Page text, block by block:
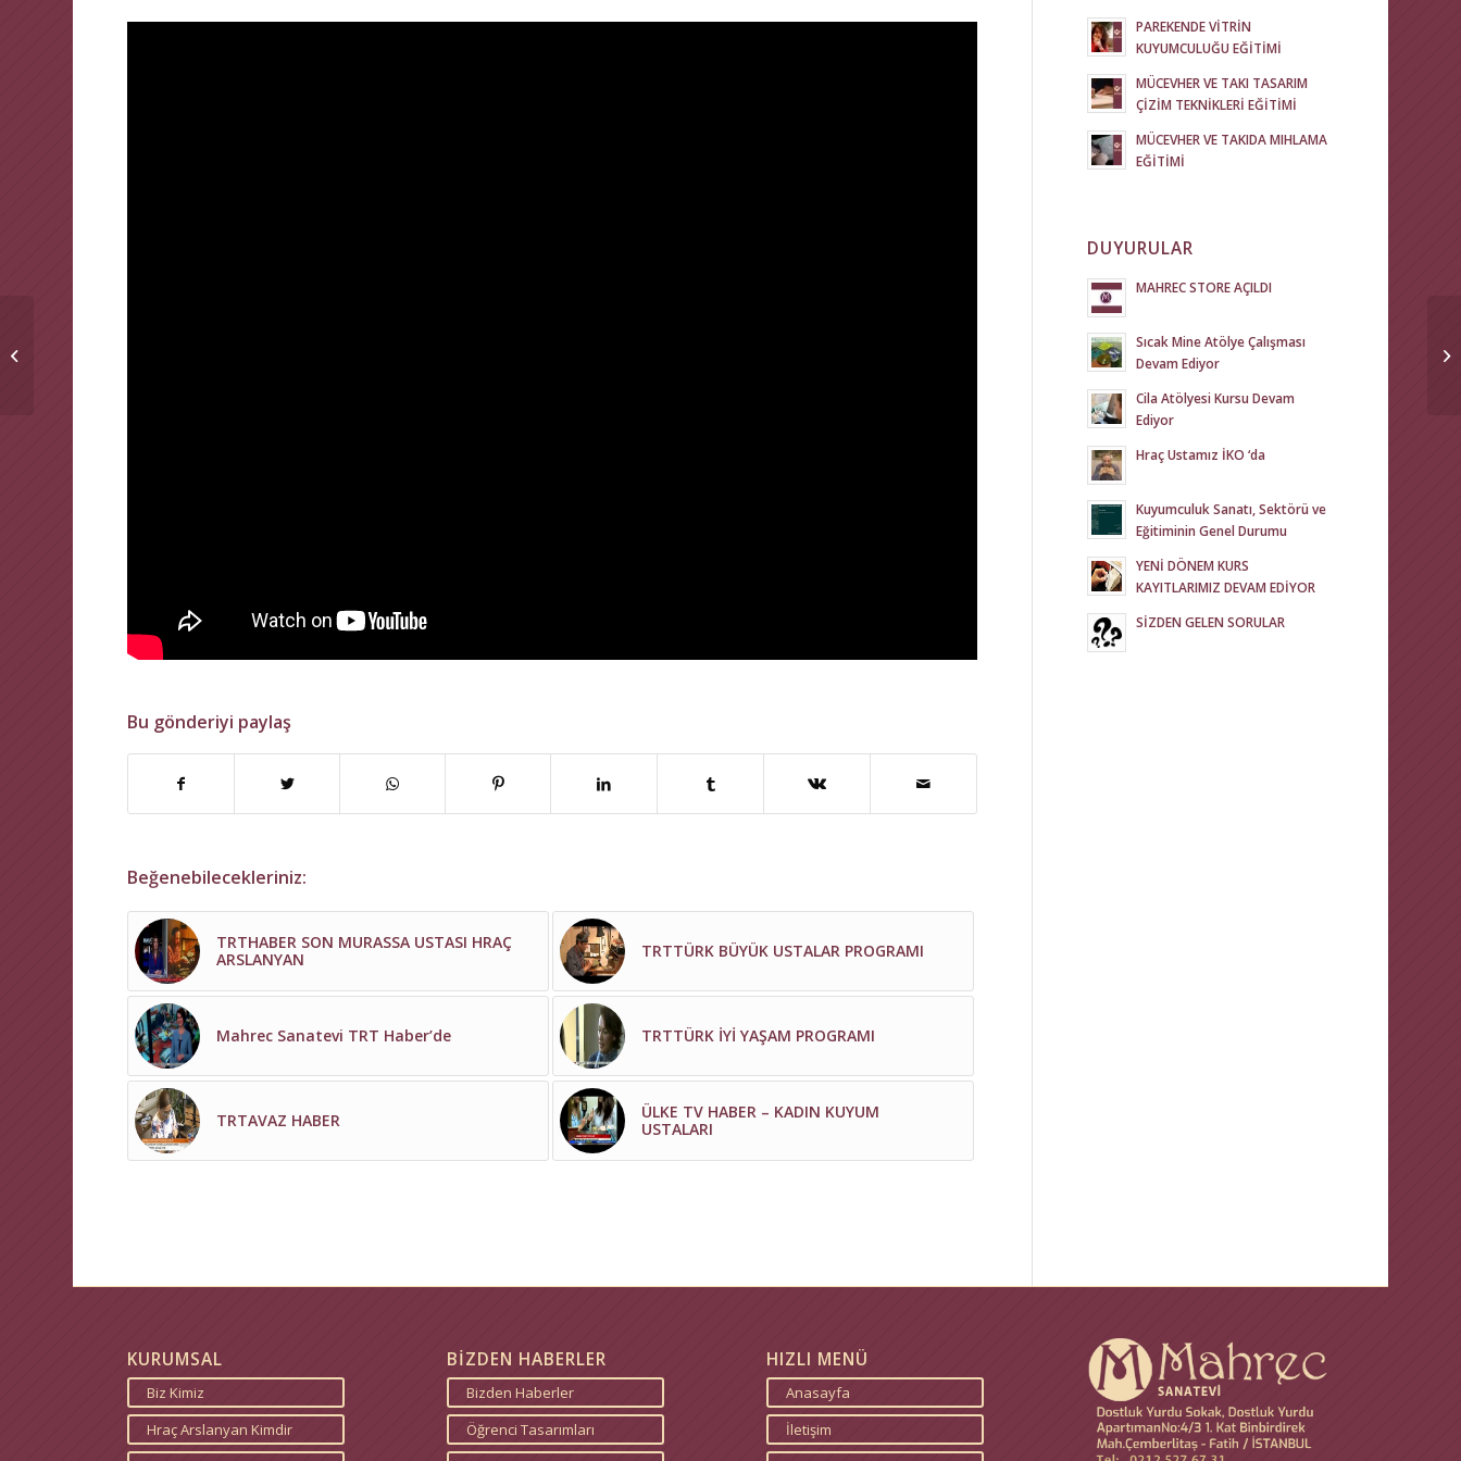
Bu gönderiyi paylaş
Beğenebilecekleriniz:
TRTHABER SON MURASSA USTASI HRAÇ
ARSLANYAN
TRTTÜRK BÜYÜK USTALAR PROGRAMI
Mahrec Sanatevi TRT Haber’de TRTTÜRK İYİ YAŞAM PROGRAMI
TRTAVAZ HABER
ÜLKE TV HABER – KADIN KUYUM
USTALARI
PAREKENDE VİTRİN
KUYUMCULUĞU EĞİTİMİ
MÜCEVHER VE TAKI TASARIM
ÇİZİM TEKNİKLERİ EĞİTİMİ
MÜCEVHER VE TAKIDA MIHLAMA
EĞİTİMİ
DUYURULAR
MAHREC STORE AÇILDI
Sıcak Mine Atölye Çalışması
Devam Ediyor
Cila Atölyesi Kursu Devam
Ediyor
Hraç Ustamız İKO ‘da
Kuyumculuk Sanatı, Sektörü ve
Eğitiminin Genel Durumu
YENİ DÖNEM KURS
KAYITLARIMIZ DEVAM EDİYOR
SİZDEN GELEN SORULAR
KURUMSAL
Biz Kimiz
Hraç Arslanyan Kimdir
BİZDEN HABERLER
Bizden Haberler
Öğrenci Tasarımları
HIZLI MENÜ
Anasayfa
İletişim